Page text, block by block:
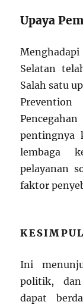
Upaya
Selatan
Salah satu
lembaga
pelayanan
faktor
Ini
politik, dan
dapat